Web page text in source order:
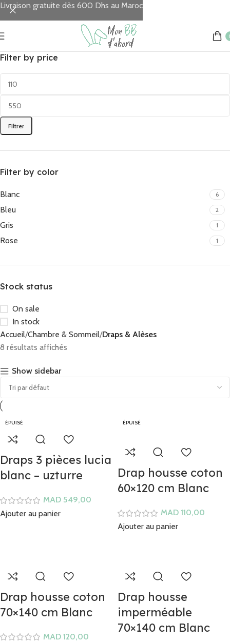
Filter by price
Filtrer
Filter by color
Blanc 6
Bleu 2
Gris 1
Rose 1
Stock status
On sale
In stock
Accueil Chambre & Sommeil Draps & Alèses
8 résultats affichés
Show sidebar
Draps 3 pièces lucia
blanc – uzturre
MAD
Ajouter au panier
Drap housse coton
60×120 cm Blanc
MAD
Ajouter au panier
Drap housse coton
70×140 cm Blanc
MAD
Drap housse
imperméable
70×140 cm Blanc
ÉPUISÉ ÉPUISÉ
Livraison gratuite dès 600 Dhs au Maroc